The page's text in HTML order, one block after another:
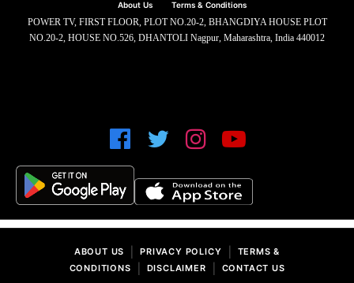
About Us Terms & Conditions
POWER TV, FIRST FLOOR, PLOT NO.20-2, BHANGDIYA HOUSE PLOT
NO.20-2, HOUSE NO.526, DHANTOLI Nagpur, Maharashtra, India 440012
ABOUT US PRIVACY POLICY
TERMS &
CONDITIONS
DISCLAIMER CONTACT US